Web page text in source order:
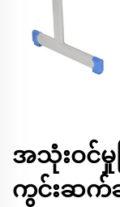
အသုံးဝင်မှုမ
ကွင်းဆက်